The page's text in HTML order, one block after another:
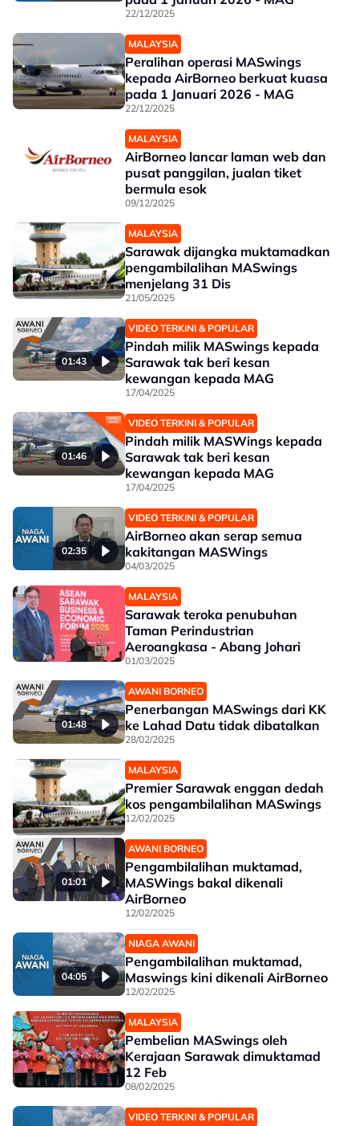
22/12/2025
MALAYSIA
Peralihan operasi MASwings
kepada AirBorneo berkuat kuasa
pada 1 Januari 2026 - MAG
22/12/2025
MALAYSIA
AirBorneo lancar laman web dan
pusat panggilan, jualan tiket
bermula esok
09/12/2025
MALAYSIA
Sarawak dijangka muktamadkan
pengambilalihan MASwings
menjelang 31 Dis
21/05/2025
01:43
VIDEO TERKINI & POPULAR
Pindah milik MASwings kepada
Sarawak tak beri kesan
kewangan kepada MAG
17/04/2025
01:46
VIDEO TERKINI & POPULAR
Pindah milik MASWings kepada
Sarawak tak beri kesan
kewangan kepada MAG
17/04/2025
02:35
VIDEO TERKINI & POPULAR
AirBorneo akan serap semua
kakitangan MASWings
04/03/2025
MALAYSIA
Sarawak teroka penubuhan
Taman Perindustrian
Aeroangkasa - Abang Johari
01/03/2025
01:48
AWANI BORNEO
Penerbangan MASwings dari KK
ke Lahad Datu tidak dibatalkan
28/02/2025
MALAYSIA
Premier Sarawak enggan dedah
kos pengambilalihan MASwings
12/02/2025
01:01
AWANI BORNEO
Pengambilalihan muktamad,
MASWings bakal dikenali
AirBorneo
12/02/2025
04:05
NIAGA AWANI
Pengambilalihan muktamad,
Maswings kini dikenali AirBorneo
12/02/2025
MALAYSIA
Pembelian MASwings oleh
Kerajaan Sarawak dimuktamad
12 Feb
08/02/2025
VIDEO TERKINI & POPULAR